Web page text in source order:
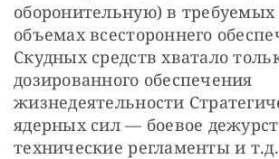
оборонительную) в
объемах всестороннего
Скудных средств хватало
дозированного обеспечения
жизнедеятельности
ядерных сил — боевое
технические регламенты и т.д.